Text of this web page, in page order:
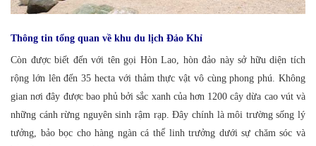
Thông tin tổng quan về khu du lịch Đảo Khỉ
Còn được biết đến với tên gọi Hòn Lao, hòn đảo này sở hữu diện tích
rộng lớn lên đến 35 hecta với thảm thực vật vô cùng phong phú. Không
gian nơi đây được bao phủ bởi sắc xanh của hơn 1200 cây dừa cao vút và
những cánh rừng nguyên sinh rậm rạp. Đây chính là môi trường sống lý
tưởng, bảo bọc cho hàng ngàn cá thể linh trưởng dưới sự chăm sóc và